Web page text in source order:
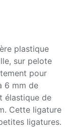
plastique
sur pelote
pour
6 mm de
élastique de
Cette ligature
ligatures.